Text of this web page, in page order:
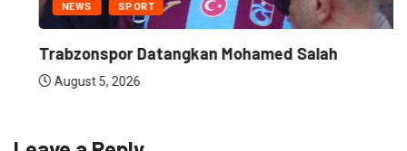
NEWS SPORT
Trabzonspor Datangkan Mohamed Salah
August 5, 2026